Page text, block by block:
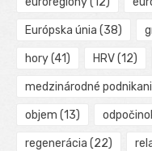
Európska únia (38)
hory(41) HRV(12)
medzinárodné
objem (13)
regenerácia (22)